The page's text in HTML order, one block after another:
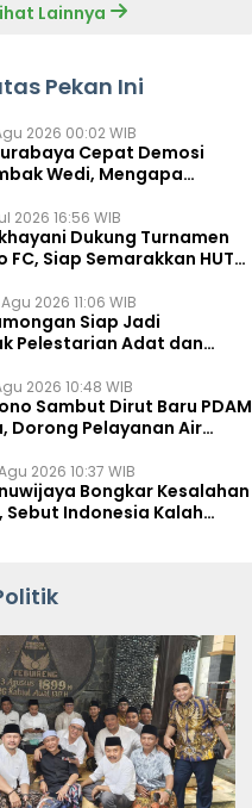
Lainnya
Pekan Ini
2026 00:02 WIB
Cepat Demosi
Wedi, Mengapa
2026 16:56 WIB
Dukung Turnamen
FC, Siap Semarakkan HUT
2026 11:06 WIB
Siap Jadi
Pelestarian Adat dan
2026 10:48 WIB
Sambut Dirut Baru PDAM
Dorong Pelayanan Air
2026 10:37 WIB
Bongkar Kesalahan
Sebut Indonesia Kalah